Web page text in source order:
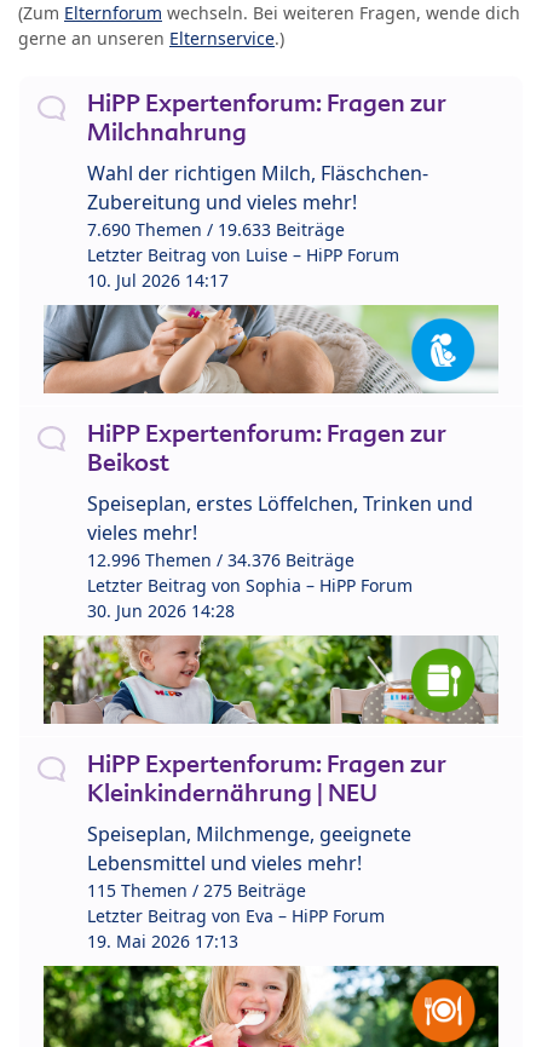
(Zum Elternforum wechseln. Bei weiteren Fragen, wende dich
gerne an unseren Elternservice.)
HiPP Expertenforum: Fragen zur
Milchnahrung
Wahl der richtigen Milch, Fläschchen-
Zubereitung und vieles mehr!
7.690 Themen / 19.633 Beiträge
Letzter Beitrag von Luise – HiPP Forum
10. Jul 2026 14:17
HiPP Expertenforum: Fragen zur
Beikost
Speiseplan, erstes Löffelchen, Trinken und
vieles mehr!
12.996 Themen / 34.376 Beiträge
Letzter Beitrag von Sophia – HiPP Forum
30. Jun 2026 14:28
HiPP Expertenforum: Fragen zur
Kleinkindernährung | NEU
Speiseplan, Milchmenge, geeignete
Lebensmittel und vieles mehr!
115 Themen / 275 Beiträge
Letzter Beitrag von Eva – HiPP Forum
19. Mai 2026 17:13